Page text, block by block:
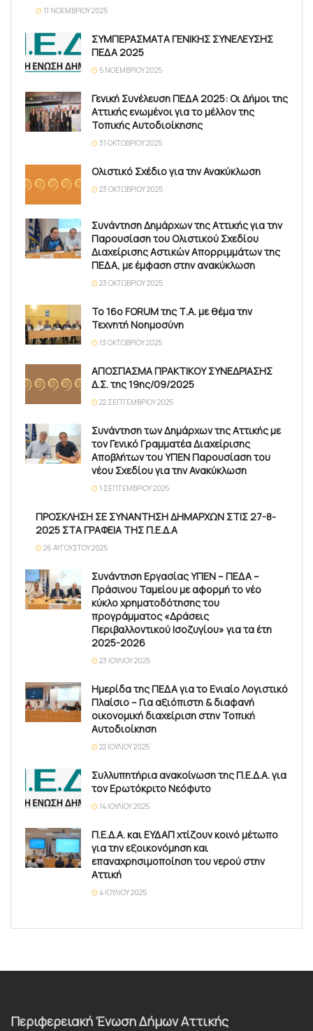
11 ΝΟΕΜΒΡΊΟΥ 2025
ΣΥΜΠΕΡΑΣΜΑΤΑ ΓΕΝΙΚΗΣ ΣΥΝΕΛΕΥΣΗΣ
ΠΕΔΑ 2025
5 ΝΟΕΜΒΡΊΟΥ 2025
Γενική Συνέλευση ΠΕΔΑ 2025: Οι Δήμοι της
Αττικής ενωμένοι για το μέλλον της
Τοπικής Αυτοδιοίκησης
31 ΟΚΤΩΒΡΊΟΥ 2025
Ολιστικό Σχέδιο για την Ανακύκλωση
23 ΟΚΤΩΒΡΊΟΥ 2025
Συνάντηση Δημάρχων της Αττικής για την
Παρουσίαση του Ολιστικού Σχεδίου
Διαχείρισης Αστικών Απορριμμάτων της
ΠΕΔΑ, με έμφαση στην ανακύκλωση
23 ΟΚΤΩΒΡΊΟΥ 2025
Το 16ο FORUM της Τ.Α. με θέμα την
Τεχνητή Νοημοσύνη
13 ΟΚΤΩΒΡΊΟΥ 2025
ΑΠΟΣΠΑΣΜΑ ΠΡΑΚΤΙΚΟΥ ΣΥΝΕΔΡΙΑΣΗΣ
Δ.Σ. της 19ης/09/2025
22 ΣΕΠΤΕΜΒΡΊΟΥ 2025
Συνάντηση των Δημάρχων της Αττικής με
τον Γενικό Γραμματέα Διαχείρισης
Αποβλήτων του ΥΠΕΝ Παρουσίαση του
νέου Σχεδίου για την Ανακύκλωση
1 ΣΕΠΤΕΜΒΡΊΟΥ 2025
ΠΡΟΣΚΛΗΣΗ ΣΕ ΣΥΝΑΝΤΗΣΗ ΔΗΜΑΡΧΩΝ ΣΤΙΣ 27-8-
2025 ΣΤΑ ΓΡΑΦΕΙΑ ΤΗΣ Π.Ε.Δ.Α
26 ΑΥΓΟΎΣΤΟΥ 2025
Συνάντηση Εργασίας ΥΠΕΝ – ΠΕΔΑ –
Πράσινου Ταμείου με αφορμή το νέο
κύκλο χρηματοδότησης του
προγράμματος «Δράσεις
Περιβαλλοντικού Ισοζυγίου» για τα έτη
2025-2026
23 ΙΟΥΛΊΟΥ 2025
Ημερίδα της ΠΕΔΑ για το Ενιαίο Λογιστικό
Πλαίσιο – Για αξιόπιστη & διαφανή
οικονομική διαχείριση στην Τοπική
Αυτοδιοίκηση
22 ΙΟΥΛΊΟΥ 2025
Συλλυπητήρια ανακοίνωση της Π.Ε.Δ.Α. για
τον Ερωτόκριτο Νεόφυτο
14 ΙΟΥΛΊΟΥ 2025
Π.Ε.Δ.Α. και ΕΥΔΑΠ χτίζουν κοινό μέτωπο
για την εξοικονόμηση και
επαναχρησιμοποίηση του νερού στην
Αττική
4 ΙΟΥΛΊΟΥ 2025
Περιφερειακή Ένωση Δήμων Αττικής